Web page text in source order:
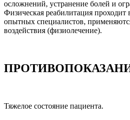
осложнений, устранение болей и
Физическая реабилитация
опытных специалистов,
воздействия (физиолечение).
Тяжелое состояние пациента.